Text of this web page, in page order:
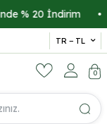
% 20 İndirim •
14
TR − TL
0